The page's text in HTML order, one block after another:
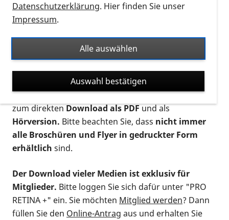
Auf dieser Seite finden Sie sämtliches Infomaterial
Ort. Nutzen Sie den Formatfilter, um ausschließlich
nach Flyern und Broschüren, Audios oder Videos zu
suchen. Die meisten Flyer und Broschüren werden in
verschiedenen Formaten angeboten: zur
postalischen Bestellung als gedruckte Variante
zum direktenDownload als PDFund als
Hörversion. Bitte beachten Sie, dass nicht immer
alle Broschüren und Flyer in gedruckter Form
erhältlich sind.
Der Download vieler Medien ist exklusiv für
Mitglieder. Bitte loggen Sie sich dafür unter "PRO
RETINA +" ein. Sie möchten Mitglied werden? Dann
füllen Sie den Online-Antrag aus und erhalten Sie
Datenschutzerklärung. Hier finden Sie unser
Impressum.
Alle auswählen
Auswahl bestätigen